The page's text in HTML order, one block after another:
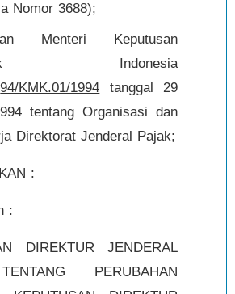
Nomor 3688);
Menteri Keputusan
Indonesia
94/KMK.01/1994 tanggal 29
tentang Organisasi dan
Direktorat Jenderal Pajak;
:
:
DIREKTUR JENDERAL
PERUBAHAN